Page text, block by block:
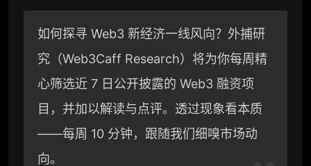
l
e
g
r
a
n
a
W
e
i
p
y
L
i
n
如何探寻 Web3 新经济一线风向？外捕研
究（Web3Caff Research）将为你每周精
心筛选近 7 日公开披露的 Web3 融资项
目，并加以解读与点评。透过现象看本质
——每周 10 分钟，跟随我们细嗅市场动
向。